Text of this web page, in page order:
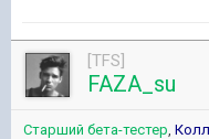
[TFS]
FAZA_su
Старший бета-тестер,